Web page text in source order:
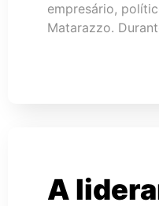
empresário,
Matarazzo.
A